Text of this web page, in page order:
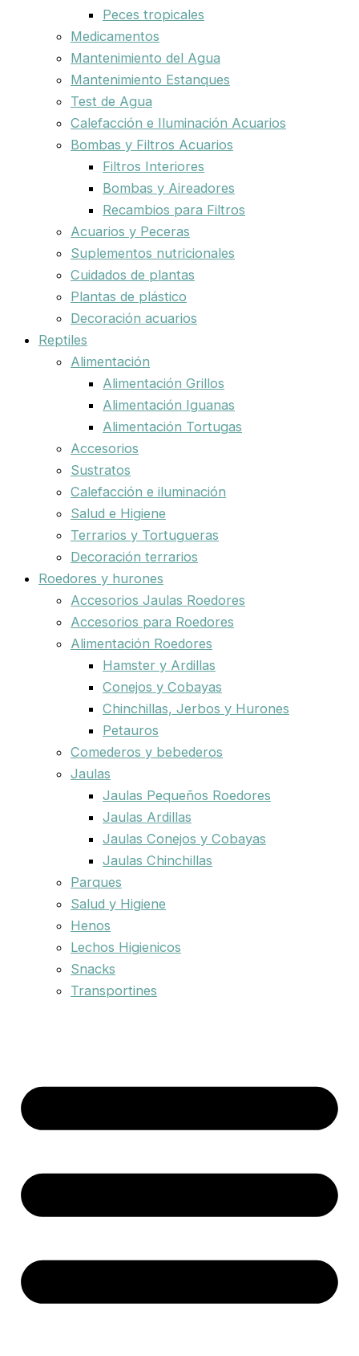
Peces tropicales
Medicamentos
Mantenimiento del Agua
Mantenimiento Estanques
Test de Agua
Calefacción e Iluminación Acuarios
Bombas y Filtros Acuarios
Filtros Interiores
Bombas y Aireadores
Recambios para Filtros
Acuarios y Peceras
Suplementos nutricionales
Cuidados de plantas
Plantas de plástico
Decoración acuarios
Reptiles
Alimentación
Alimentación Grillos
Alimentación Iguanas
Alimentación Tortugas
Accesorios
Sustratos
Calefacción e iluminación
Salud e Higiene
Terrarios y Tortugueras
Decoración terrarios
Roedores y hurones
Accesorios Jaulas Roedores
Accesorios para Roedores
Alimentación Roedores
Hamster y Ardillas
Conejos y Cobayas
Chinchillas, Jerbos y Hurones
Petauros
Comederos y bebederos
Jaulas
Jaulas Pequeños Roedores
Jaulas Ardillas
Jaulas Conejos y Cobayas
Jaulas Chinchillas
Parques
Salud y Higiene
Henos
Lechos Higienicos
Snacks
Transportines